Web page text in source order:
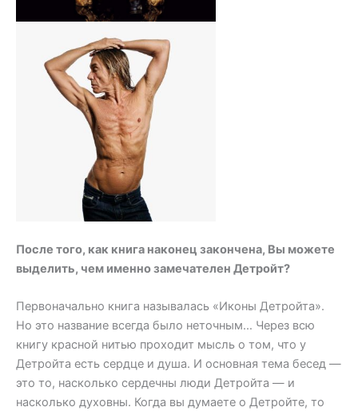
После того, как книга наконец закончена, Вы можете
выделить, чем именно замечателен Детройт?
Первоначально книга называлась «Иконы Детройта».
Но это название всегда было неточным… Через всю
книгу красной нитью проходит мысль о том, что у
Детройта есть сердце и душа. И основная тема бесед —
это то, насколько сердечны люди Детройта — и
насколько духовны. Когда вы думаете о Детройте, то